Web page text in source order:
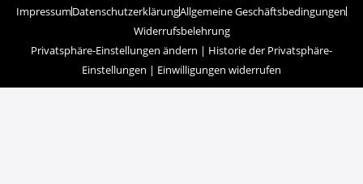
ImpressumDatenschutzerklärungAllgemeine Geschäftsbedingungen
Widerrufsbelehrung
Privatsphäre-Einstellungen ändern | Historie der Privatsphäre-
Einstellungen | Einwilligungen widerrufen